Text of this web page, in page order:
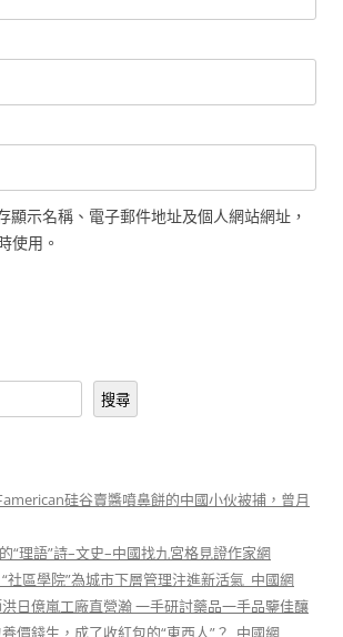
顯示名稱、電子郵件地址及個人網站網址，
使用。
搜尋
american硅谷賣醬噴鼻餅的中國小伙被捕，曾月
“理語”詩–文史–中國找九宮格見證作家網
社區學院”為城市下層管理注進新活氣_中國網
日億嵐工廠直營瀚 一手研討藥品一手品鑒佳釀
價錢生，成了收紅包的“東西人”？_中國網